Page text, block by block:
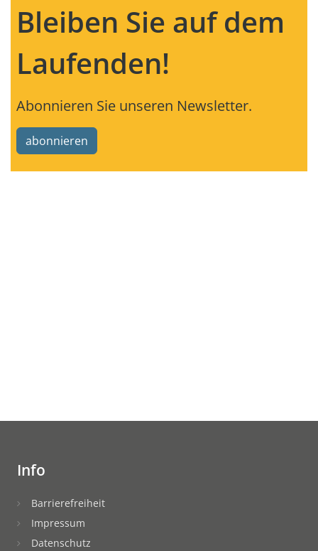
Bleiben Sie auf dem
Laufenden!
Abonnieren Sie unseren Newsletter.
abonnieren
Info
Barrierefreiheit
Impressum
Datenschutz